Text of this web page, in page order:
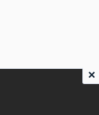
×